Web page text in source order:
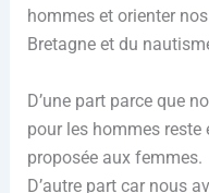
hommes et orienter
Bretagne et du
D’une part parce que
pour les hommes
proposée aux femmes.
D’autre part car nous